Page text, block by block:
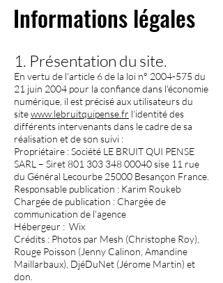
Informations légales
1. Présentation du site.
En vertu de l'article 6 de la loi n° 2004-575 du
21 juin 2004 pour la confiance dans l'économie
numérique, il est précisé aux utilisateurs du
sitewww.lebruitquipense.fr l'identité des
différents intervenants dans le cadre de sa
réalisation et de son suivi :
Propriétaire : Société LE BRUIT QUI PENSE
SARL – Siret801 303 348 00040sise 11 rue
du Général Lecourbe 25000 Besançon France.
Responsable publication : Karim Roukeb
Chargée de publication : Chargée de
communication de l'agence
Hébergeur : Wix
Crédits : Photos par Mesh (Christophe Roy),
Rouge Poisson (Jenny Calinon, Amandine
Maillarbaux), DjéDuNet (Jérome Martin) et
don.